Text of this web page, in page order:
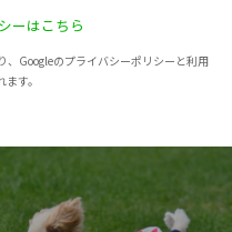
ーはこちら
、Googleのプライバシーポリシーと利用
す。